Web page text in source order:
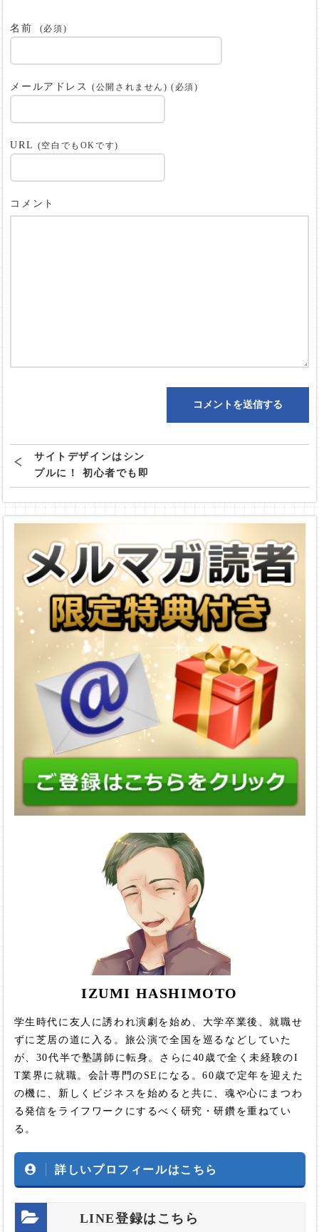
名前 (必須)
メールアドレス(公開されません) (必須)
URL (空白でもOKです)
コメント
サイトデザインはシン
プルに！ 初心者でも即
実践できる具体的手法
IZUMI HASHIMOTO
学生時代に友人に誘われ演劇を始め、大学卒業後、就職せ
ずに芝居の道に入る。旅公演で全国を巡るなどしていた
が、30代半で塾講師に転身。さらに40歳で全く未経験のI
T業界に就職。会計専門のSEになる。60歳で定年を迎えた
の機に、新しくビジネスを始めると共に、魂や心にまつわ
る発信をライフワークにするべく研究・研鑽を重ねてい
る。
詳しいプロフィールはこちら
LINE登録はこちら